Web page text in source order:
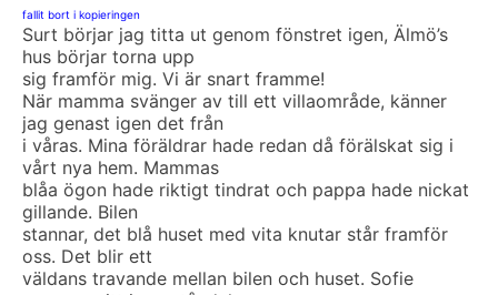
fallit bort i kopieringen
Surt börjar jag titta ut genom fönstret igen, Älmö’s
hus börjar torna upp
sig framför mig. Vi är snart framme!
När mamma svänger av till ett villaområde, känner
jag genast igen det från
i våras. Mina föräldrar hade redan då förälskat sig i
vårt nya hem. Mammas
blåa ögon hade riktigt tindrat och pappa hade nickat
gillande. Bilen
stannar, det blå huset med vita knutar står framför
oss. Det blir ett
väldans travande mellan bilen och huset. Sofie